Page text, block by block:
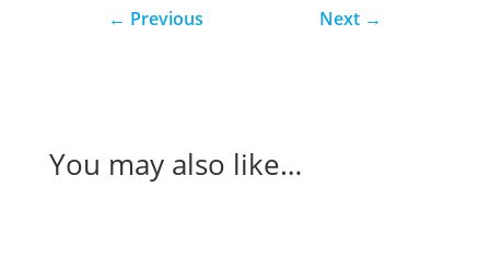
← Previous Next →
You may also like…